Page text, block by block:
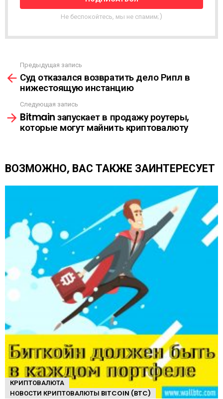
Я
А
С
Ы
Л
К
А
Не беспокойтесь, мы не спамим;)
м
е
щ
Предыдущая запись
Суд отказался возвратить дело Рипл в
нижестоящую инстанцию
Следующая запись
Bitmain запускает в продажу роутеры,
которые могут майнить криптовалюту
ВОЗМОЖНО, ВАС ТАКЖЕ ЗАИНТЕРЕСУЕТ
КРИПТОВАЛЮТА
НОВОСТИ КРИПТОВАЛЮТЫ BITCOIN (BTC)